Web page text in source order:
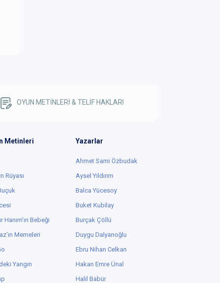
OYUN METİNLERİ & TELİF HAKLARI
Metinleri
Rüyası
Hanım'ın Bebeği
Memeleri
Yangın
Yazarlar
Ahmet Sami Özbudak
Aysel Yıldırım
Balca Yücesoy
Buket Kubilay
Burçak Çöllü
Duygu Dalyanoğlu
Ebru Nihan Celkan
Hakan Emre Ünal
Halil Babür